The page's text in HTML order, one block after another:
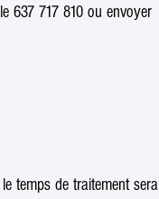
637 717 810 ou envoyer
temps de traitement sera